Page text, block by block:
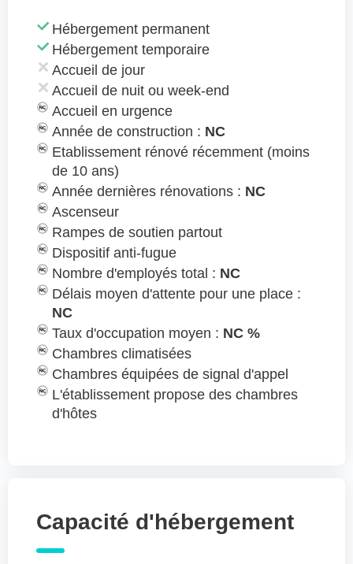
Hébergement permanent
Hébergement temporaire
Accueil de jour
Accueil de nuit ou week-end
Accueil en urgence
Année de construction : NC
Etablissement rénové récemment (moins
de 10 ans)
Année dernières rénovations : NC
Ascenseur
Rampes de soutien partout
Dispositif anti-fugue
Nombre d'employés total : NC
Délais moyen d'attente pour une place :
NC
Taux d'occupation moyen : NC %
Chambres climatisées
Chambres équipées de signal d'appel
L'établissement propose des chambres
d'hôtes
Capacité d'hébergement